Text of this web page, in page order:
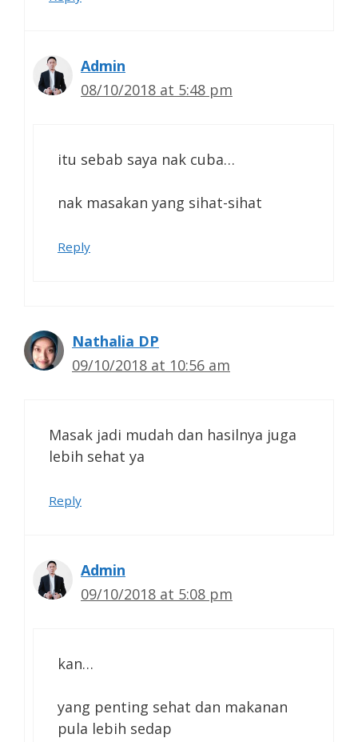
Admin
08/10/2018 at 5:48 pm
itu sebab saya nak cuba…
nak masakan yang sihat-sihat
Reply
Nathalia DP
09/10/2018 at 10:56 am
Masak jadi mudah dan hasilnya juga
lebih sehat ya
Reply
Admin
09/10/2018 at 5:08 pm
kan…
yang penting sehat dan makanan
pula lebih sedap